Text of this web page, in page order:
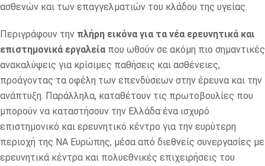
ασθενών και των επαγγελματιών του κλάδου της υγείας.
Περιγράφουν την πλήρη εικόνα για τα νέα ερευνητικά και
επιστημονικά εργαλεία που ωθούν σε ακόμη πιο σημαντικές
ανακαλύψεις για κρίσιμες παθήσεις και ασθένειες,
προάγοντας τα οφέλη των επενδύσεων στην έρευνα και την
ανάπτυξη. Παράλληλα, καταθέτουν τις πρωτοβουλίες που
μπορούν να καταστήσουν την Ελλάδα ένα ισχυρό
επιστημονικό και ερευνητικό κέντρο για την ευρύτερη
περιοχή της ΝΑ Ευρώπης, μέσα από διεθνείς συνεργασίες με
ερευνητικά κέντρα και πολυεθνικές επιχειρήσεις του